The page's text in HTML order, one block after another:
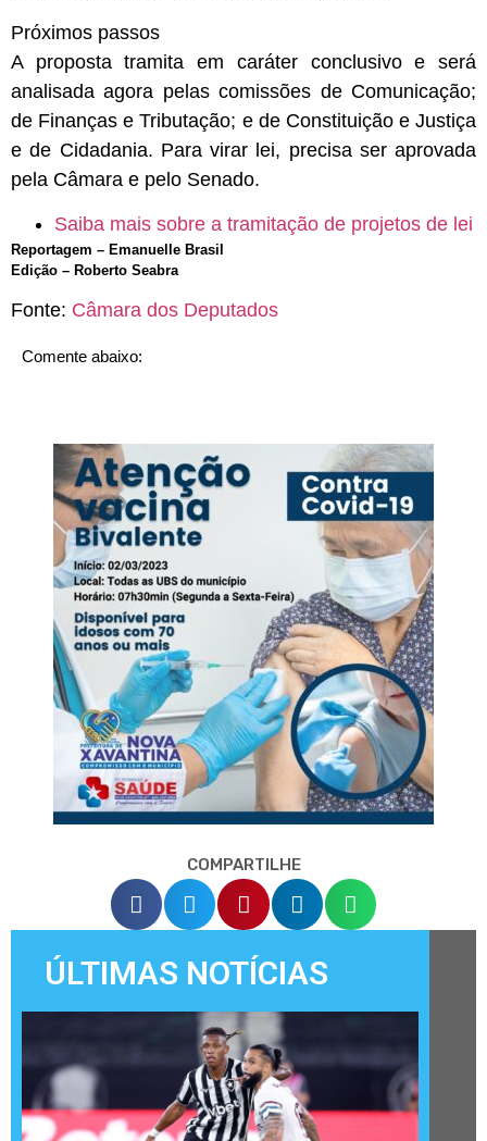
Próximos passos
A proposta tramita em caráter conclusivoe será
analisada agora pelas comissões de Comunicação;
de Finanças e Tributação; e de Constituição e Justiça
e de Cidadania. Para virar lei, precisa ser aprovada
pela Câmara e pelo Senado.
Saiba mais sobre a tramitação de projetos de lei
Reportagem – Emanuelle Brasil
Edição – Roberto Seabra
Fonte: Câmara dos Deputados
Comente abaixo:
COMPARTILHE
ÚLTIMAS NOTÍCIAS